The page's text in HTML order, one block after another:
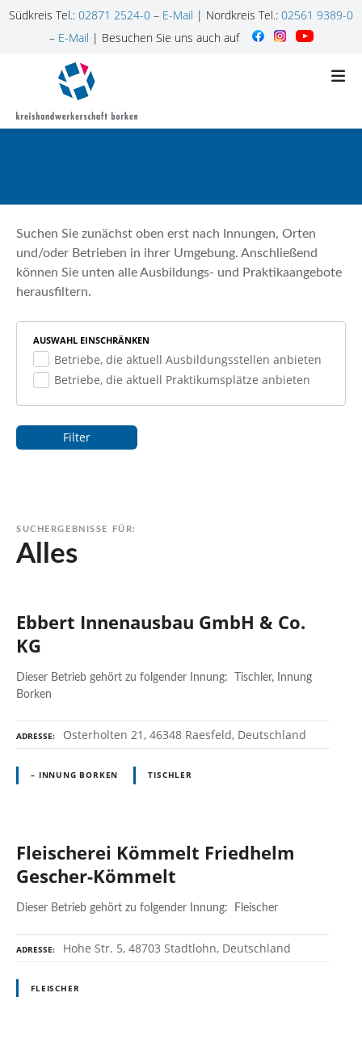
Südkreis Tel.: 02871 2524-0 – E-Mail | Nordkreis Tel.: 02561 9389-0
– E-Mail | Besuchen Sie uns auch auf
Suchen Sie zunächst oben erst nach Innungen, Orten
und/oder Betrieben in ihrer Umgebung. Anschließend
können Sie unten alle Ausbildungs- und Praktikaangebote
herausfiltern.
AUSWAHL EINSCHRÄNKEN
Betriebe, die aktuell Ausbildungsstellen anbieten
Betriebe, die aktuell Praktikumsplätze anbieten
Filter
SUCHERGEBNISSE FÜR:
Alles
Ebbert Innenausbau GmbH & Co.
KG
Dieser Betrieb gehört zu folgender Innung: Tischler, Innung
Borken
ADRESSE Osterholten 21, 46348 Raesfeld, Deutschland
– INNUNG BORKEN TISCHLER
Fleischerei Kömmelt Friedhelm
Gescher-Kömmelt
Dieser Betrieb gehört zu folgender Innung: Fleischer
ADRESSE Hohe Str. 5, 48703 Stadtlohn, Deutschland
FLEISCHER